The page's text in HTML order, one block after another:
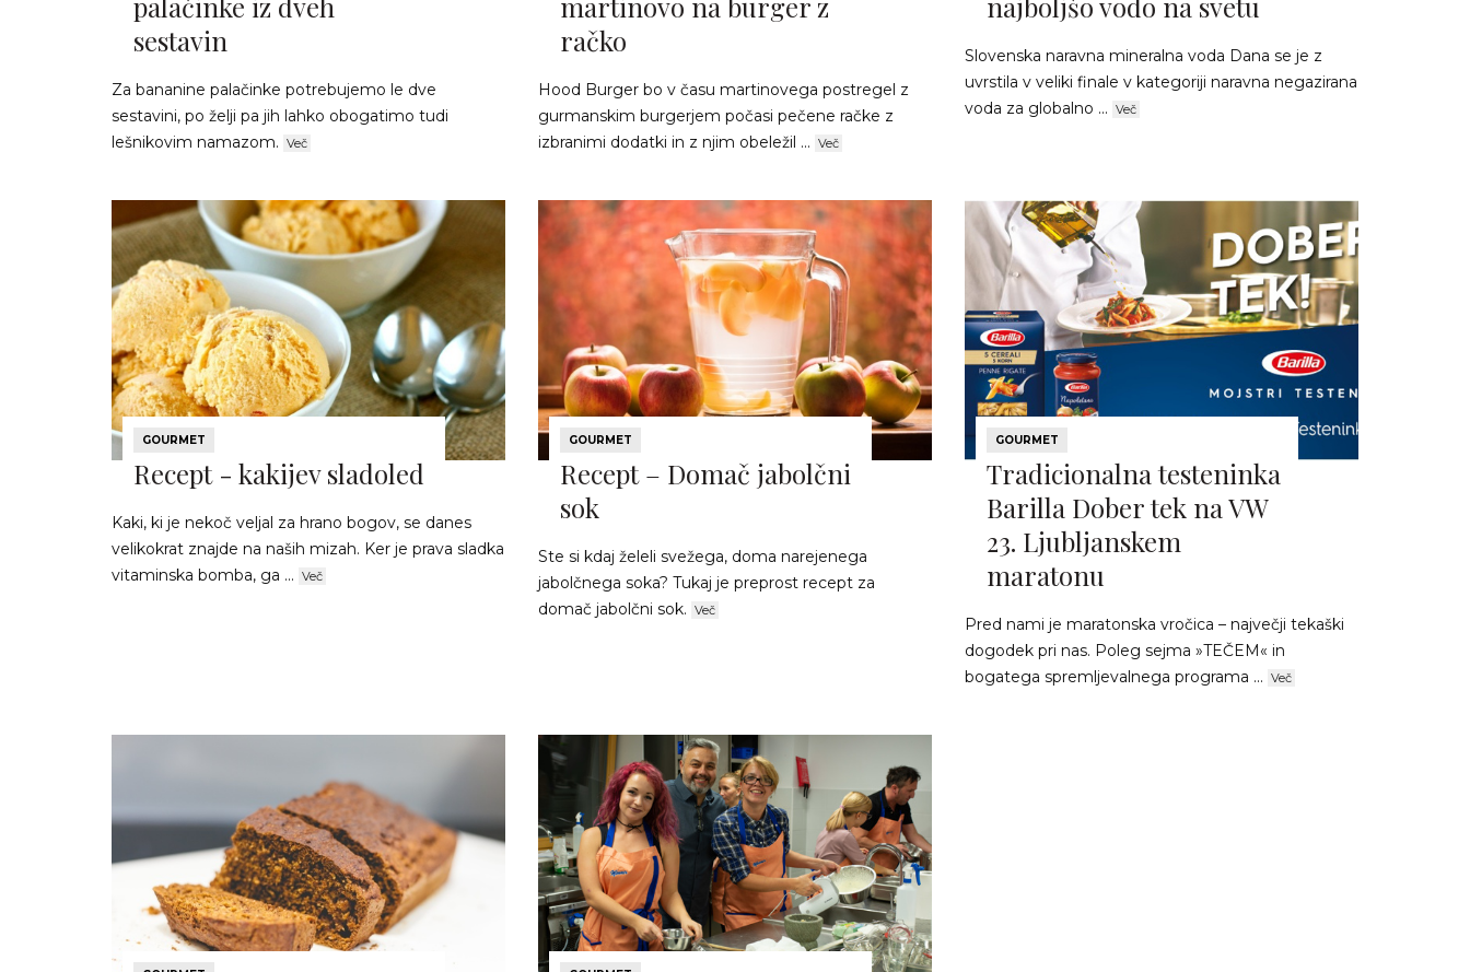
palačinke iz dveh
sestavin
Za bananine palačinke potrebujemo le dve
sestavini, po želji pa jih lahko obogatimo tudi
lešnikovim namazom. Več
martinovo na burger z
račko
Hood Burger bo v času martinovega postregel z
gurmanskim burgerjem počasi pečene račke z
izbranimi dodatki in z njim obeležil ... Več
najboljšo vodo na svetu
Slovenska naravna mineralna voda Dana se je z
uvrstila v veliki finale v kategoriji naravna negazirana
voda za globalno ... Več
GOURMET
Recept - kakijev sladoled
Kaki, ki je nekoč veljal za hrano bogov, se danes
velikokrat znajde na naših mizah. Ker je prava sladka
vitaminska bomba, ga ... Več
GOURMET
Recept – Domač jabolčni
sok
Ste si kdaj želeli svežega, doma narejenega
jabolčnega soka? Tukaj je preprost recept za
domač jabolčni sok. Več
GOURMET
Tradicionalna testeninka
Barilla Dober tek na VW
23. Ljubljanskem
maratonu
Pred nami je maratonska vročica – največji tekaški
dogodek pri nas. Poleg sejma »TEČEM« in
bogatega spremljevalnega programa ... Več